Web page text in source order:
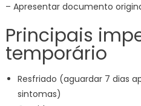
– Apresentar documento
Principais
temporário
Resfriado (aguardar 7 dias
sintomas)